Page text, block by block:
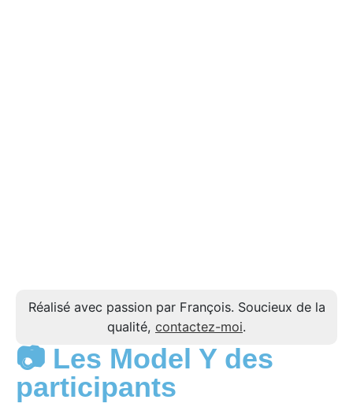
Réalisé avec passion par François. Soucieux de la
qualité, contactez-moi.
📷 Les Model Y des
participants